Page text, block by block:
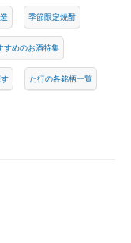
季節限定焼酎
すめのお酒特集
た行の各銘柄一覧